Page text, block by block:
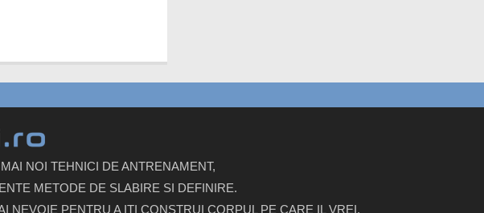
NOI TEHNICI DE ANTRENAMENT,
METODE DE SLABIRE SI DEFINIRE.
NEVOIE PENTRU A ITI CONSTRUI CORPUL PE CARE IL VREI.